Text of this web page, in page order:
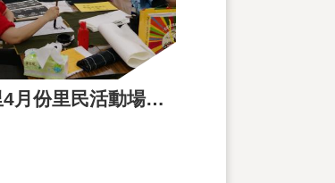
108年龍洲里4月份里民活動場所課程花絮